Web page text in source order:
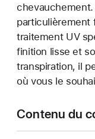
particulièrement
traitement UV
finition lisse et
transpiration, il
où vous le
Contenu du